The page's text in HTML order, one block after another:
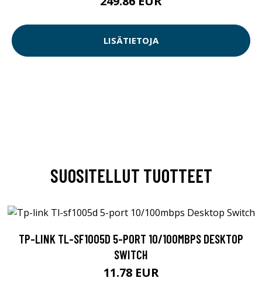
LISÄTIETOJA
SUOSITELLUT TUOTTEET
TP-LINK TL-SF1005D 5-PORT 10/100MBPS DESKTOP
SWITCH
11.78 EUR